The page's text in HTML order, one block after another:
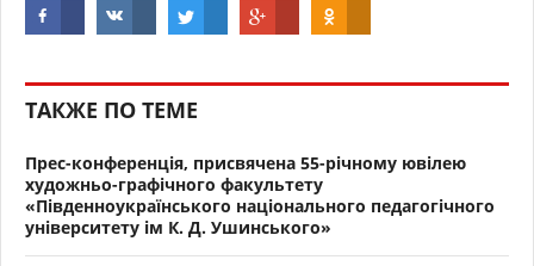
ТАКЖЕ ПО ТЕМЕ
Прес-конференція, присвячена 55-річному ювілею
художньо-графічного факультету
«Південноукраїнського національного педагогічного
університету ім К. Д. Ушинського»